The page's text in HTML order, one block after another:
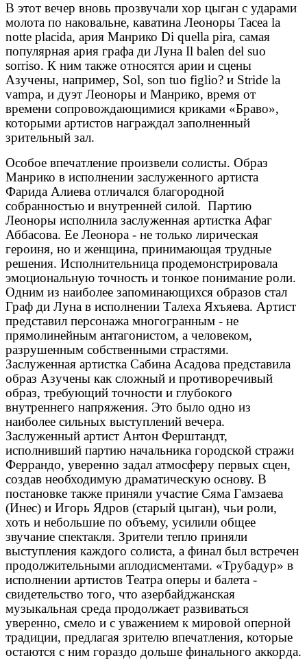
В этот вечер вновь прозвучали хор цыган с ударами
молота по наковальне, каватина Леоноры Tacea la
notte placida, ария Манрико Di quella pira, самая
популярная ария графа ди Луна Il balen del suo
sorriso. К ним также относятся арии и сцены
Азучены, например, Sol, son tuo figlio? и Stride la
vampa, и дуэт Леоноры и Манрико, время от
времени сопровождающимися криками «Браво»,
которыми артистов награждал заполненный
зрительный зал.
Особое впечатление произвели солисты. Образ
Манрико в исполнении заслуженного артиста
Фарида Алиева отличался благородной
собранностью и внутренней силой. Партию
Леоноры исполнила заслуженная артистка Афаг
Аббасова. Ее Леонора - не только лирическая
героиня, но и женщина, принимающая трудные
решения. Исполнительница продемонстрировала
эмоциональную точность и тонкое понимание роли.
Одним из наиболее запоминающихся образов стал
Граф ди Луна в исполнении Талеха Яхъяева. Артист
представил персонажа многогранным - не
прямолинейным антагонистом, а человеком,
разрушенным собственными страстями.
Заслуженная артистка Сабина Асадова представила
образ Азучены как сложный и противоречивый
образ, требующий точности и глубокого
внутреннего напряжения. Это было одно из
наиболее сильных выступлений вечера.
Заслуженный артист Антон Ферштандт,
исполнивший партию начальника городской стражи
Феррандо, уверенно задал атмосферу первых сцен,
создав необходимую драматическую основу. В
постановке также приняли участие Сяма Гамзаева
(Инес) и Игорь Ядров (старый цыган), чьи роли,
хоть и небольшие по объему, усилили общее
звучание спектакля. Зрители тепло приняли
выступления каждого солиста, а финал был встречен
продолжительными аплодисментами. «Трубадур» в
исполнении артистов Театра оперы и балета -
свидетельство того, что азербайджанская
музыкальная среда продолжает развиваться
уверенно, смело и с уважением к мировой оперной
традиции, предлагая зрителю впечатления, которые
остаются с ним гораздо дольше финального аккорда.